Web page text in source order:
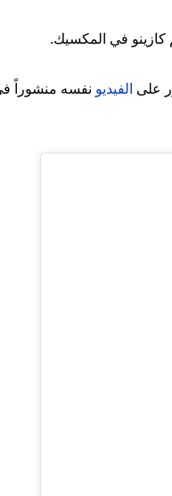
كازينو في المكسيك.
الفيديو